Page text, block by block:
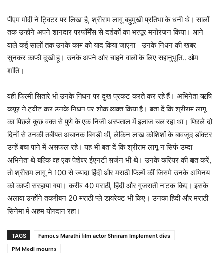
पीएम मोदी ने ट्विटर पर लिखा है, श्रीराम लागू बहुमुखी प्रतिभा के धनी थे। सालों
तक उन्होंने अपने शानदार परफॉर्मेंस से दर्शकों का भरपूर मनोरंजन किया। आने
वाले कई सालों तक उनके काम को याद किया जाएगा। उनके निधन की खबर
सुनकर काफी दुखी हूं। उनके अपने और चाहने वालों के लिए सहानुभूति.. ओम
शांति।
वही फिल्मी सितारे भी उनके निधन पर दुख प्रकट करते कर रहे हैं। अभिनेता ऋषि
कपूर ने ट्वीट कर उनके निधन पर शोक व्यक्त किया है। बता दें कि श्रीराम लागू
का पिछले कुछ वक्त से पुणे के एक निजी अस्पताल में इलाज चल रहा था। पिछले दो
दिनों से उनकी तबीयत अचानक बिगड़ी थी, लेकिन लाख कोशिशों के बावजूद डॉक्टर
उन्हें बचा पाने में असफल रहे। यह भी बता दें कि श्रीराम लागू न सिर्फ उम्दा
अभिनेता थे बल्कि वह एक पेशेवर ईएनटी सर्जन भी थे। उनके करियर की बात करें,
तो श्रीराम लागू ने 100 से ज्यादा हिंदी और मराठी फिल्में कीं जिसमे उनके अभिनय
को काफी सरहाया गया। करीब 40 मराठी, हिंदी और गुजराती नाटक किए। इसके
अलावा उन्होंने तकरीबन 20 मराठी प्ले डायरेक्ट भी किए। उनका हिंदी और मराठी
सिनेमा में अहम योगदान रहा।
TAGS
Famous Marathi film actor Shriram Implement dies
PM Modi mourns